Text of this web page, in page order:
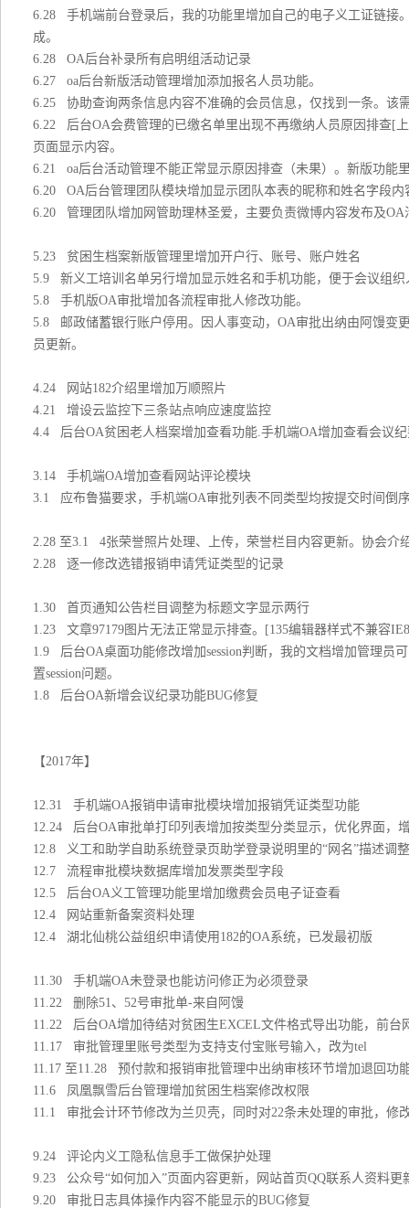
6.28 手机端前台登录后，我的功能里增加自己的电子义工证链接
成。
6.28 OA后台补录所有启明组活动记录
6.27 oa后台新版活动管理增加添加报名人员功能。
6.25 协助查询两条信息内容不准确的会员信息，仅找到一条。该
6.22 后台OA会费管理的已缴名单里出现不再缴纳人员原因排查[
页面显示内容。
6.21 oa后台活动管理不能正常显示原因排查（未果）。新版功能
6.20 OA后台管理团队模块增加显示团队本表的昵称和姓名字段
6.20 管理团队增加网管助理林圣爱，主要负责微博内容发布及OA
5.23 贫困生档案新版管理里增加开户行、账号、账户姓名
5.9 新义工培训名单另行增加显示姓名和手机功能，便于会议组
5.8 手机版OA审批增加各流程审批人修改功能。
5.8 邮政储蓄银行账户停用。因人事变动，OA审批出纳由阿馒变
员更新。
4.24 网站182介绍里增加万顺照片
4.21 增设云监控下三条站点响应速度监控
4.4 后台OA贫困老人档案增加查看功能.手机端OA增加查看会议
3.14 手机端OA增加查看网站评论模块
3.1 应布鲁猫要求，手机端OA审批列表不同类型均按提交时间倒
2.28 至3.1 4张荣誉照片处理、上传，荣誉栏目内容更新。协会介
2.28 逐一修改选错报销申请凭证类型的记录
1.30 首页通知公告栏目调整为标题文字显示两行
1.23 文章97179图片无法正常显示排查。[135编辑器样式不兼容
1.9 后台OA桌面功能修改增加session判断，我的文档增加管理员
置session问题。
1.8 后台OA新增会议纪录功能BUG修复
【2017年】
12.31 手机端OA报销申请审批模块增加报销凭证类型功能
12.24 后台OA审批单打印列表增加按类型分类显示，优化界面，
12.8 义工和助学自助系统登录页助学登录说明里的“网名”描述调
12.7 流程审批模块数据库增加发票类型字段
12.5 后台OA义工管理功能里增加缴费会员电子证查看
12.4 网站重新备案资料处理
12.4 湖北仙桃公益组织申请使用182的OA系统，已发最初版
11.30 手机端OA未登录也能访问修正为必须登录
11.22 删除51、52号审批单-来自阿馒
11.22 后台OA增加待结对贫困生EXCEL文件格式导出功能，前台
11.17 审批管理里账号类型为支持支付宝账号输入，改为tel
11.17 至11.28 预付款和报销审批管理中出纳审核环节增加退回功
11.6 凤凰飘雪后台管理增加贫困生档案修改权限
11.1 审批会计环节修改为兰贝壳，同时对22条未处理的审批，修
9.24 评论内义工隐私信息手工做保护处理
9.23 公众号“如何加入”页面内容更新，网站首页QQ联系人资料更
9.20 审批日志具体操作内容不能显示的BUG修复